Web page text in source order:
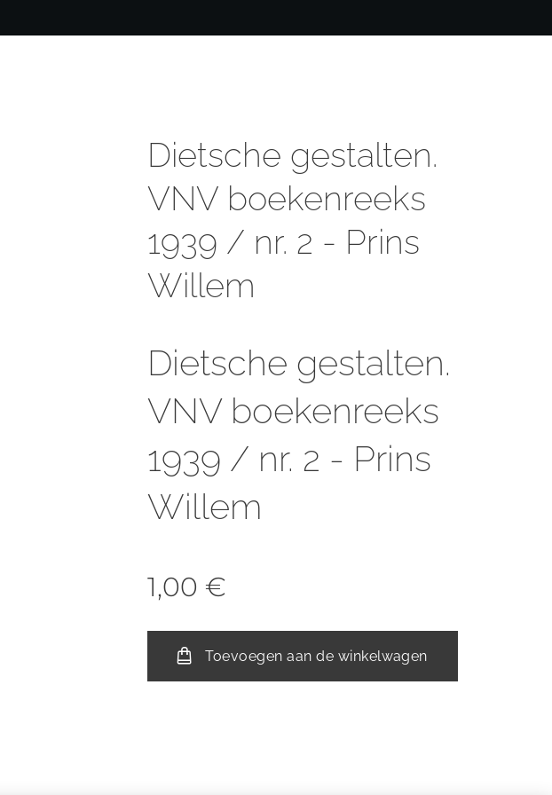
Dietsche gestalten.
VNV boekenreeks
1939 / nr. 2 - Prins
Willem
Dietsche gestalten.
VNV boekenreeks
1939 / nr. 2 - Prins
Willem
1,00 €
Toevoegen aan de winkelwagen